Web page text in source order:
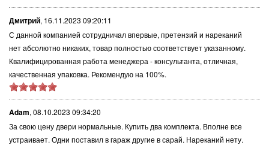
Дмитрий, 16.11.2023 09:20:11
С данной компанией сотрудничал впервые, претензий и нареканий
нет абсолютно никаких, товар полностью соответствует указанному.
Квалифицированная работа менеджера - консультанта, отличная,
качественная упаковка. Рекомендую на 100%.
Adam, 08.10.2023 09:34:20
За свою цену двери нормальные. Купить два комплекта. Вполне все
устраивает. Одни поставил в гараж другие в сарай. Нареканий нету.